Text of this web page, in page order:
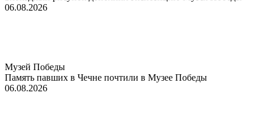
06.08.2026
Музей Победы
Память павших в Чечне почтили в Музее Победы
06.08.2026